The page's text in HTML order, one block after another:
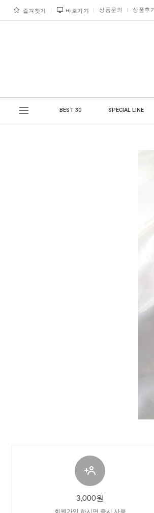
즐겨찾기 바로가기 상품문의 상품후기
BEST 30 SPECIAL LINE
3,000원
회원가입 하시면 즉시 사용